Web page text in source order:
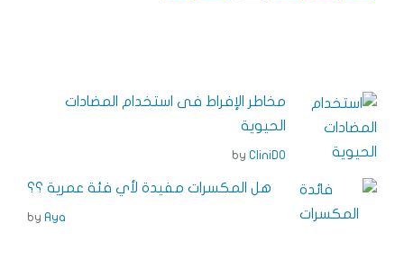
b
o
o
k
r
e
s
t
dI
n
n
r
e
مخاطر الإفراط فى استخدام المضادات
الحيوية
byCliniDO
هل المكسرات مفيدة لأي فئة عمرية ؟؟
by